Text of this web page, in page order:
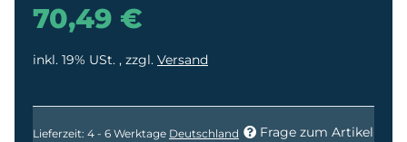
70,49 €
inkl. 19% USt. , zzgl. Versand
Lieferzeit: 4 - 6 Werktage Deutschland Frage zum Artikel